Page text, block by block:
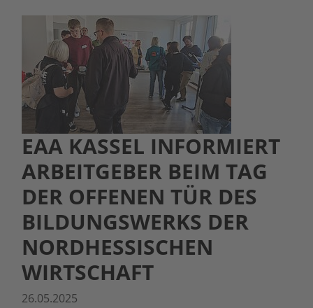
EAA KASSEL INFORMIERT
ARBEITGEBER BEIM TAG
DER OFFENEN TÜR DES
BILDUNGSWERKS DER
NORDHESSISCHEN
WIRTSCHAFT
26.05.2025